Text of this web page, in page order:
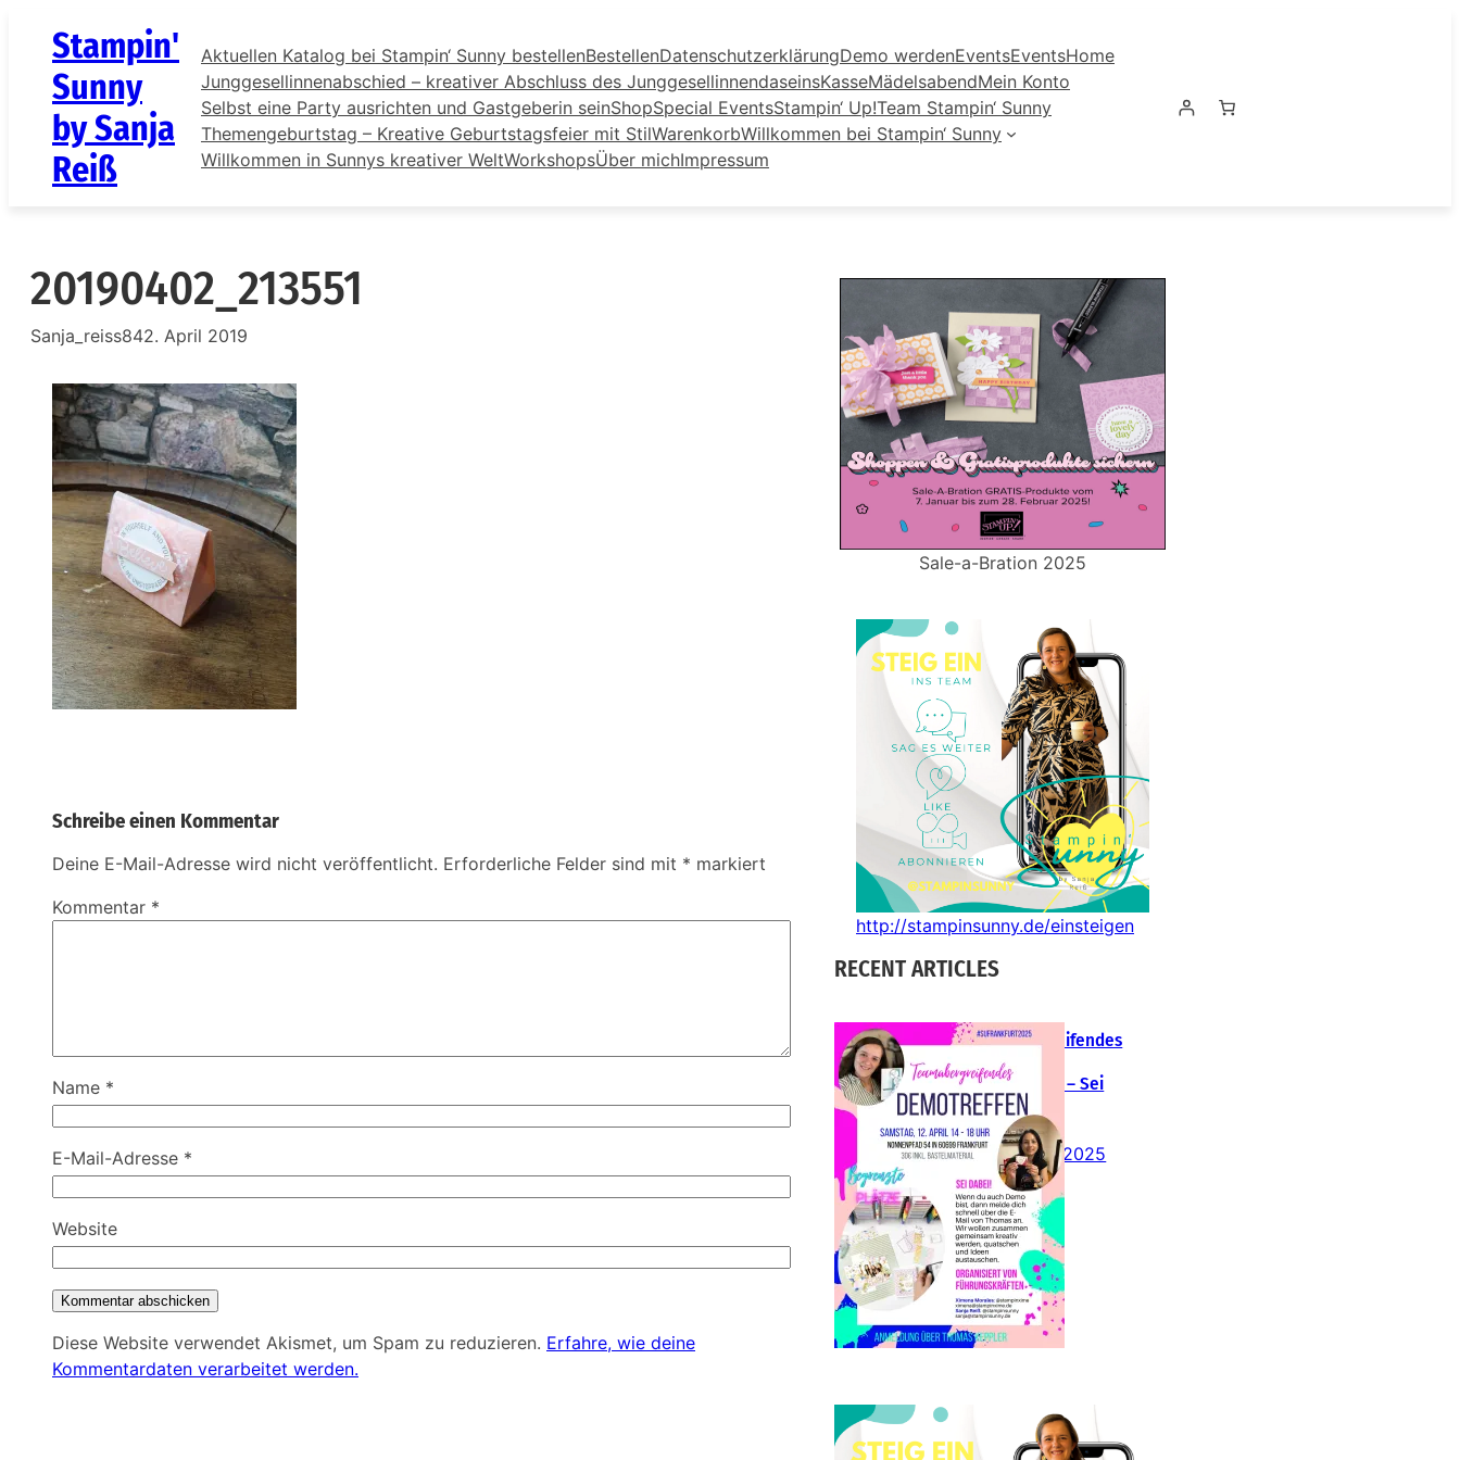
springen
Stampin'
Sunny
by Sanja
Reiß
Aktuellen Katalog bei Stampin‘ Sunny bestellenBestellenDatenschutzerklärungDemo werdenEventsEventsHome
Junggesellinnenabschied – kreativer Abschluss des JunggesellinnendaseinsKasseMädelsabendMein Konto
Selbst eine Party ausrichten und Gastgeberin seinShopSpecial EventsStampin‘ Up!Team Stampin‘ Sunny
Themengeburtstag – Kreative Geburtstagsfeier mit StilWarenkorbWillkommen bei Stampin‘ Sunny
Willkommen in Sunnys kreativer WeltWorkshopsÜber michImpressum
20190402_213551
Sanja_reiss842. April 2019
Schreibe einen Kommentar
Deine E-Mail-Adresse wird nicht veröffentlicht. Erforderliche Felder sind mit * markiert
Kommentar *
Name *
E-Mail-Adresse *
Website
Diese Website verwendet Akismet, um Spam zu reduzieren. Erfahre, wie deine
Kommentardaten verarbeitet werden.
Sale-a-Bration 2025
http://stampinsunny.de/einsteigen
RECENT ARTICLES
Teamübergreifendes
Stampin‘ Up!
Demotreffen – Sei
dabei!
26. Februar 2025
Einsteigen 2025 im
Team Stampin‘ Sunny